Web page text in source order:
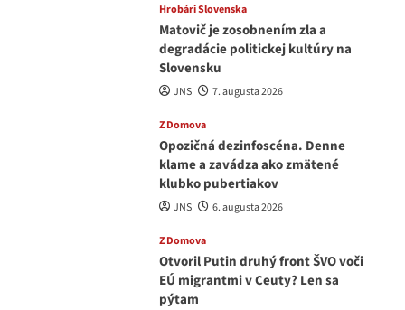
Hrobári Slovenska
Matovič je zosobnením zla a
degradácie politickej kultúry na
Slovensku
JNS 7. augusta 2026
Z Domova
Opozičná dezinfoscéna. Denne
klame a zavádza ako zmätené
klubko pubertiakov
JNS 6. augusta 2026
Z Domova
Otvoril Putin druhý front ŠVO voči
EÚ migrantmi v Ceuty? Len sa
pýtam